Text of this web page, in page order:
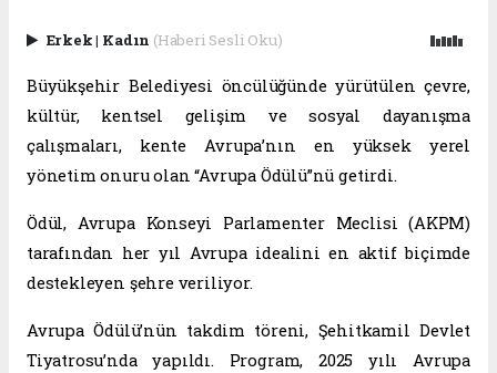
Erkek| Kadın (Haberi Sesli Oku)
Büyükşehir Belediyesi öncülüğünde yürütülen çevre,
kültür, kentsel gelişim ve sosyal dayanışma
çalışmaları, kente Avrupa’nın en yüksek yerel
yönetim onuru olan “Avrupa Ödülü”nü getirdi.
Ödül, Avrupa Konseyi Parlamenter Meclisi (AKPM)
tarafından her yıl Avrupa idealini en aktif biçimde
destekleyen şehre veriliyor.
Avrupa Ödülü’nün takdim töreni, Şehitkamil Devlet
Tiyatrosu’nda yapıldı. Program, 2025 yılı Avrupa